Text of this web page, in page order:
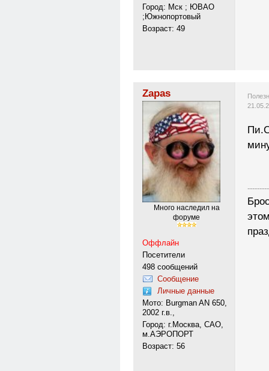
Город: Мск ; ЮВАО
;Южнопортовый
Возраст: 49
Zapas
Много наследил на
форуме
Оффлайн
Посетители
498 сообщений
Сообщение
Личные данные
Мото: Burgman AN 650,
2002 г.в.,
Город: г.Москва, САО,
м.АЭРОПОРТ
Возраст: 56